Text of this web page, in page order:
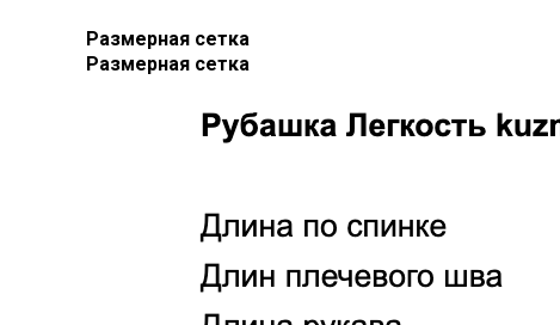
Размерная сетка
Размерная сетка